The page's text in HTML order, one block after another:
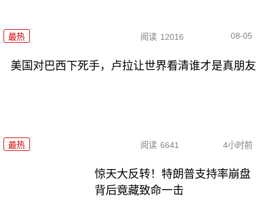
最热 阅读 12016 08-05
美国对巴西下死手，卢拉让世界看清谁才是真朋友
最热 阅读 6641 4小时前
惊天大反转！特朗普支持率崩盘
背后竟藏致命一击